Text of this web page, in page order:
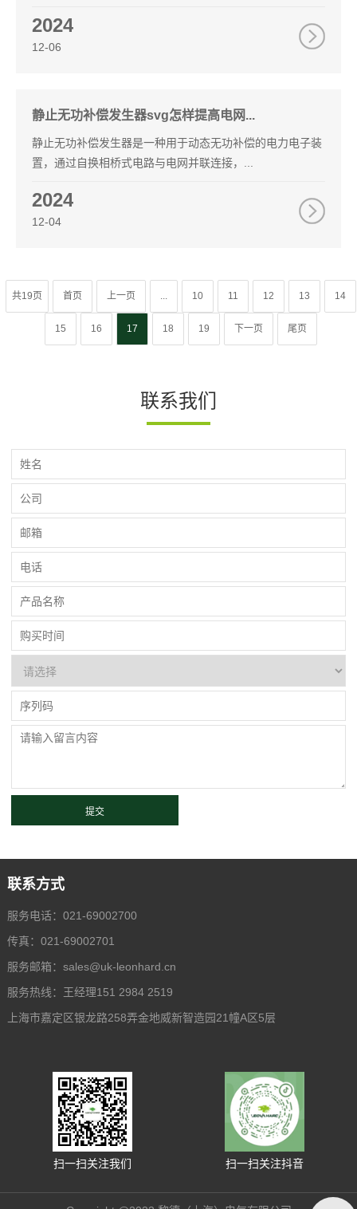
2024
12-06
静止无功补偿发生器svg怎样提高电网...
静止无功补偿发生器是一种用于动态无功补偿的电力电子装
置，通过自换相桥式电路与电网并联连接，...
2024
12-04
共19页 首页 上一页 ... 10 11 12 13 14
15 16 17 18 19 下一页 尾页
联系我们
联系方式
服务电话：021-69002700
传真：021-69002701
服务邮箱： sales@uk-leonhard.cn
服务热线：王经理151 2984 2519
上海市嘉定区银龙路258弄金地威新智造园21幢A区5层
扫一扫关注我们 扫一扫关注抖音